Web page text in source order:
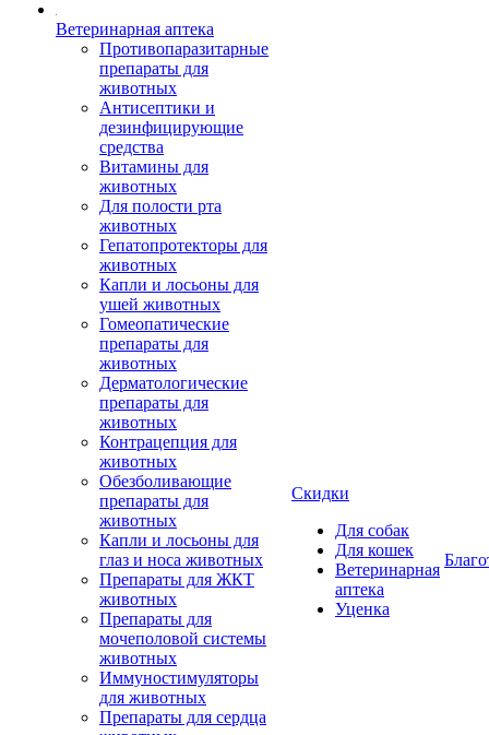
Ветеринарная аптека
Противопаразитарные
препараты для
животных
Антисептики и
дезинфицирующие
средства
Витамины для
животных
Для полости рта
животных
Гепатопротекторы для
животных
Капли и лосьоны для
ушей животных
Гомеопатические
препараты для
животных
Дерматологические
препараты для
животных
Контрацепция для
животных
Обезболивающие
препараты для
животных
Капли и лосьоны для
глаз и носа животных
Препараты для ЖКТ
животных
Препараты для
мочеполовой системы
животных
Иммуностимуляторы
для животных
Препараты для сердца
Скидки
Для собак
Для кошек
Ветеринарная
аптека
Уценка